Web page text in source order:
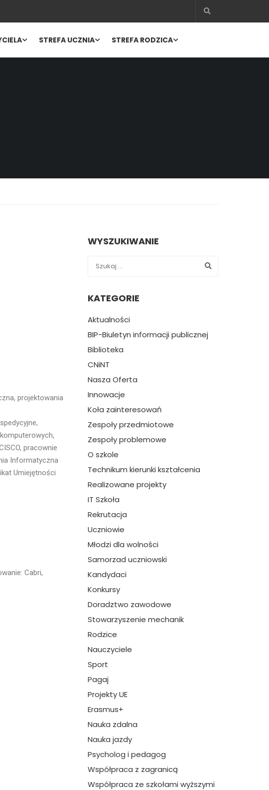
STREFA UCZNIA STREFA RODZICA
projektowania
pracownie
Informatyczna
Umiejętności
Cabri,
WYSZUKIWANIE
KATEGORIE
Aktualności
BIP-Biuletyn informacji publicznej
Biblioteka
CNiNT
Nasza Oferta
Innowacje
Koła zainteresowań
Zespoły przedmiotowe
Zespoły problemowe
O szkole
Technikum kierunki kształcenia
Realizowane projekty
IT Szkoła
Rekrutacja
Uczniowie
Młodzi dla wolności
Samorzad uczniowski
Kandydaci
Konkursy
Doradztwo zawodowe
Stowarzyszenie mechanik
Rodzice
Nauczyciele
Sport
Pagaj
Projekty UE
Erasmus+
Nauka zdalna
Nauka jazdy
Psycholog i pedagog
Współpraca z zagranicą
Współpraca ze szkołami wyższymi